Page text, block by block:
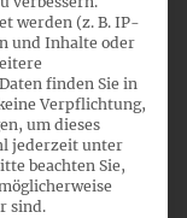
werden (z. B. IP-
und Inhalte oder
finden Sie in
Verpflichtung,
um dieses
jederzeit unter
beachten Sie,
sind.